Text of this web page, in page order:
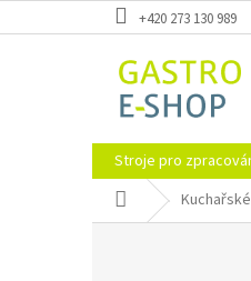
na
+420 273 130 989
Stroje pro
Domů